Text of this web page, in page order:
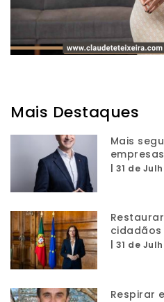
Mais Destaques
Mais
empresas
31 de
31 de
Respirar